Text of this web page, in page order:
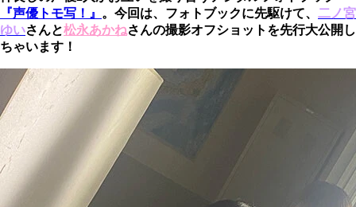
『声優トモ写！』 。今回は、フォトブックに先駆けて、 二ノ宮
ゆいさんと松永あかねさんの撮影オフショットを先行大公開し
ちゃいます！